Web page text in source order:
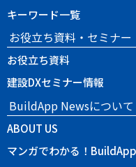
キーワード一覧
お役立ち資料・セミナー
お役立ち資料
建設DXセミナー情報
BuildApp Newsについて
ABOUT US
マンガでわかる！